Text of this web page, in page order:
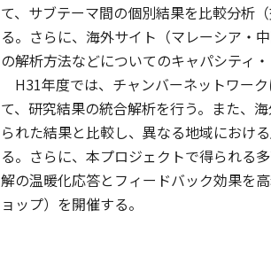
て、サブテーマ間の個別結果を比較分析
る。さらに、海外サイト（マレーシア・
の解析方法などについてのキャパシティ・
H31年度では、チャンバーネットワー
て、研究結果の統合解析を行う。また、
られた結果と比較し、異なる地域におけ
る。さらに、本プロジェクトで得られる
解の温暖化応答とフィードバック効果を
ョップ）を開催する。